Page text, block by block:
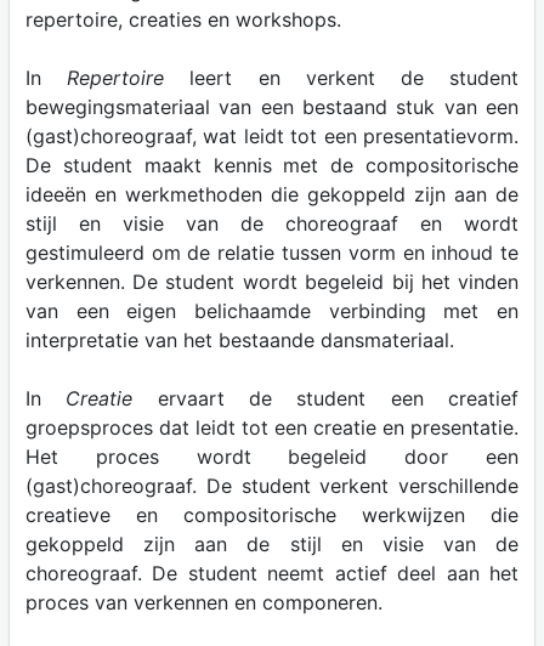
repertoire, creaties en workshops.
InRepertoire leert en verkent de student
bewegingsmateriaal van een bestaand stuk van een
(gast)choreograaf, wat leidt tot een presentatievorm.
De student maakt kennis met de compositorische
ideeën en werkmethoden die gekoppeld zijn aan de
stijl en visie van de choreograaf en wordt
gestimuleerd om de relatie tussen vorm en inhoud te
verkennen. De student wordt begeleid bij het vinden
van een eigen belichaamde verbinding met en
interpretatie van het bestaande dansmateriaal.
In Creatie ervaart de student een creatief
groepsproces dat leidt tot een creatie en presentatie.
Het proces wordt begeleid door een
(gast)choreograaf. De student verkent verschillende
creatieve en compositorische werkwijzen die
gekoppeld zijn aan de stijl en visie van de
choreograaf. De student neemt actief deel aan het
proces van verkennen en componeren.